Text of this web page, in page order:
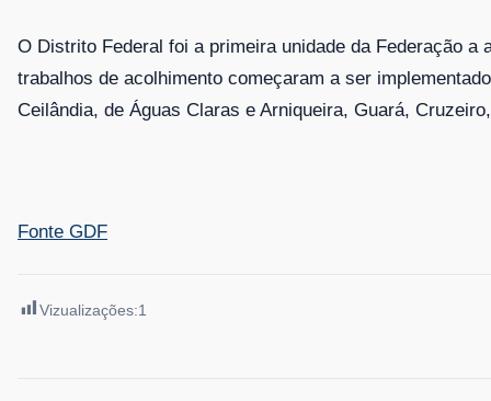
O Distrito Federal foi a primeira unidade da Federação
trabalhos de acolhimento começaram a ser
Ceilândia, de Águas Claras e Arniqueira, Guará,
Fonte GDF
Vizualizações:1